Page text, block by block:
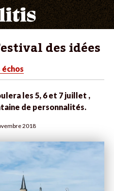
des idées
échos
les 5, 6 et 7 juillet ,
de personnalités.
2018